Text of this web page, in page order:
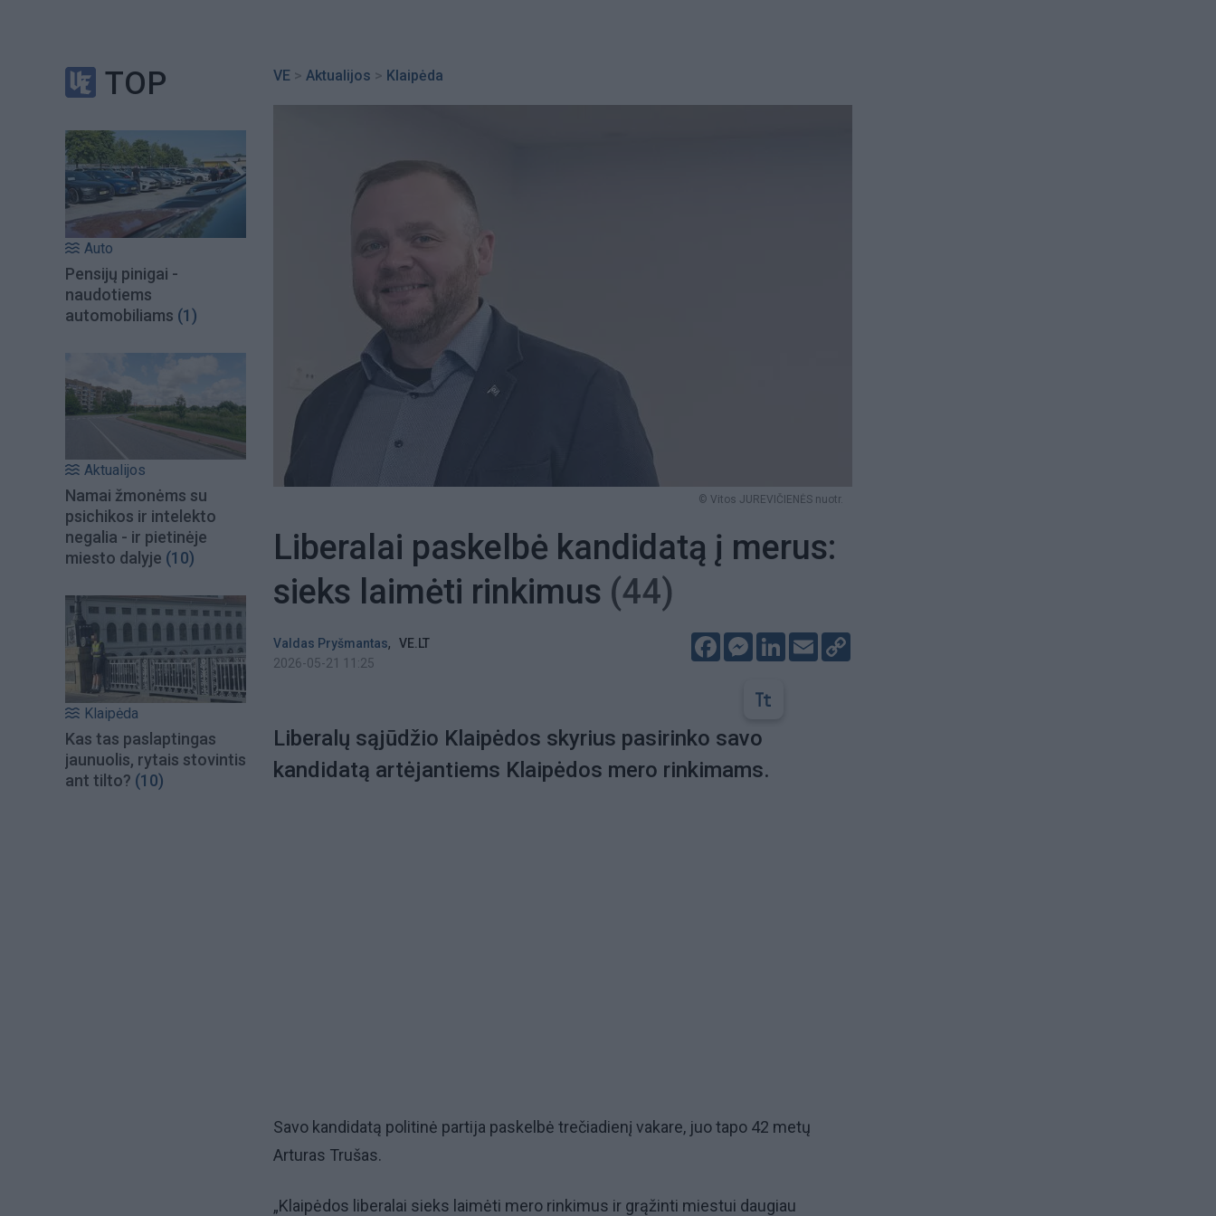
TOP
Auto
Pensijų pinigai -
naudotiems
automobiliams (1)
Aktualijos
Namai žmonėms su
psichikos ir intelekto
negalia - ir pietinėje
miesto dalyje (10)
Klaipėda
Kas tas paslaptingas
jaunuolis, rytais stovintis
ant tilto? (10)
VE > Aktualijos > Klaipėda
© Vitos JUREVIČIENĖS nuotr.
Liberalai paskelbė kandidatą į merus:
sieks laimėti rinkimus (44)
Valdas Pryšmantas,
VE.LT
2026-05-21 11:25
FacebookMessenger
LinkedIn
Email
Liberalų sąjūdžio Klaipėdos skyrius pasirinko savo
kandidatą artėjantiems Klaipėdos mero rinkimams.
Savo kandidatą politinė partija paskelbė trečiadienį vakare, juo tapo 42 metų
Arturas Trušas.
„Klaipėdos liberalai sieks laimėti mero rinkimus ir grąžinti miestui daugiau